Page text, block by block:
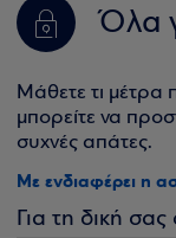
Όλα
Μάθετε τι μέτρα
μπορείτε να
συχνές απάτες.
Με ενδιαφέρει η
Για τη δική